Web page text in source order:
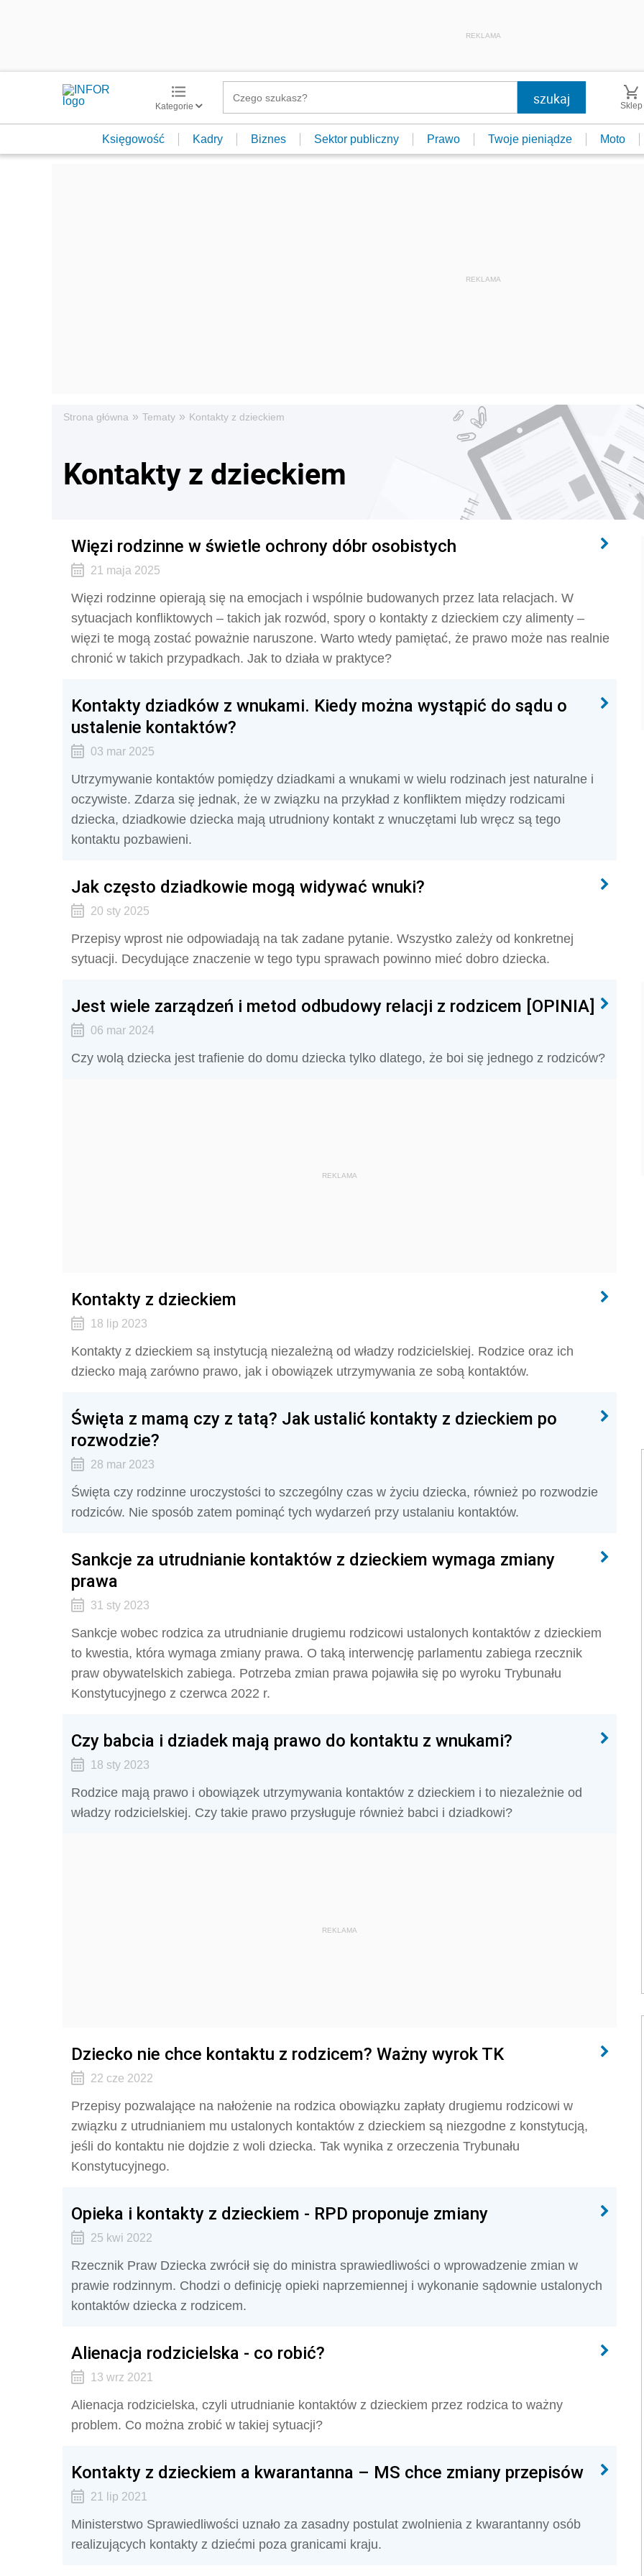
REKLAMA
Kategorie Sklep
Księgowość Kadry Biznes Sektor publiczny Prawo Twoje pieniądze Moto
Strona główna » Tematy » Kontakty z dzieckiem
Kontakty z dzieckiem
Więzi rodzinne w świetle ochrony dóbr osobistych
21 maja 2025
Więzi rodzinne opierają się na emocjach i wspólnie budowanych przez lata relacjach. W
sytuacjach konfliktowych – takich jak rozwód, spory o kontakty z dzieckiem czy alimenty –
więzi te mogą zostać poważnie naruszone. Warto wtedy pamiętać, że prawo może nas realnie
chronić w takich przypadkach. Jak to działa w praktyce?
Kontakty dziadków z wnukami. Kiedy można wystąpić do sądu o
ustalenie kontaktów?
03 mar 2025
Utrzymywanie kontaktów pomiędzy dziadkami a wnukami w wielu rodzinach jest naturalne i
oczywiste. Zdarza się jednak, że w związku na przykład z konfliktem między rodzicami
dziecka, dziadkowie dziecka mają utrudniony kontakt z wnuczętami lub wręcz są tego
kontaktu pozbawieni.
Jak często dziadkowie mogą widywać wnuki?
20 sty 2025
Przepisy wprost nie odpowiadają na tak zadane pytanie. Wszystko zależy od konkretnej
sytuacji. Decydujące znaczenie w tego typu sprawach powinno mieć dobro dziecka.
Jest wiele zarządzeń i metod odbudowy relacji z rodzicem [OPINIA]
06 mar 2024
Czy wolą dziecka jest trafienie do domu dziecka tylko dlatego, że boi się jednego z rodziców?
REKLAMA
Kontakty z dzieckiem
18 lip 2023
Kontakty z dzieckiem są instytucją niezależną od władzy rodzicielskiej. Rodzice oraz ich
dziecko mają zarówno prawo, jak i obowiązek utrzymywania ze sobą kontaktów.
Święta z mamą czy z tatą? Jak ustalić kontakty z dzieckiem po
rozwodzie?
28 mar 2023
Święta czy rodzinne uroczystości to szczególny czas w życiu dziecka, również po rozwodzie
rodziców. Nie sposób zatem pominąć tych wydarzeń przy ustalaniu kontaktów.
Sankcje za utrudnianie kontaktów z dzieckiem wymaga zmiany
prawa
31 sty 2023
Sankcje wobec rodzica za utrudnianie drugiemu rodzicowi ustalonych kontaktów z dzieckiem
to kwestia, która wymaga zmiany prawa. O taką interwencję parlamentu zabiega rzecznik
praw obywatelskich zabiega. Potrzeba zmian prawa pojawiła się po wyroku Trybunału
Konstytucyjnego z czerwca 2022 r.
Czy babcia i dziadek mają prawo do kontaktu z wnukami?
18 sty 2023
Rodzice mają prawo i obowiązek utrzymywania kontaktów z dzieckiem i to niezależnie od
władzy rodzicielskiej. Czy takie prawo przysługuje również babci i dziadkowi?
REKLAMA
Dziecko nie chce kontaktu z rodzicem? Ważny wyrok TK
22 cze 2022
Przepisy pozwalające na nałożenie na rodzica obowiązku zapłaty drugiemu rodzicowi w
związku z utrudnianiem mu ustalonych kontaktów z dzieckiem są niezgodne z konstytucją,
jeśli do kontaktu nie dojdzie z woli dziecka. Tak wynika z orzeczenia Trybunału
Konstytucyjnego.
Opieka i kontakty z dzieckiem - RPD proponuje zmiany
25 kwi 2022
Rzecznik Praw Dziecka zwrócił się do ministra sprawiedliwości o wprowadzenie zmian w
prawie rodzinnym. Chodzi o definicję opieki naprzemiennej i wykonanie sądownie ustalonych
kontaktów dziecka z rodzicem.
Alienacja rodzicielska - co robić?
13 wrz 2021
Alienacja rodzicielska, czyli utrudnianie kontaktów z dzieckiem przez rodzica to ważny
problem. Co można zrobić w takiej sytuacji?
Kontakty z dzieckiem a kwarantanna – MS chce zmiany przepisów
21 lip 2021
Ministerstwo Sprawiedliwości uznało za zasadny postulat zwolnienia z kwarantanny osób
realizujących kontakty z dziećmi poza granicami kraju.